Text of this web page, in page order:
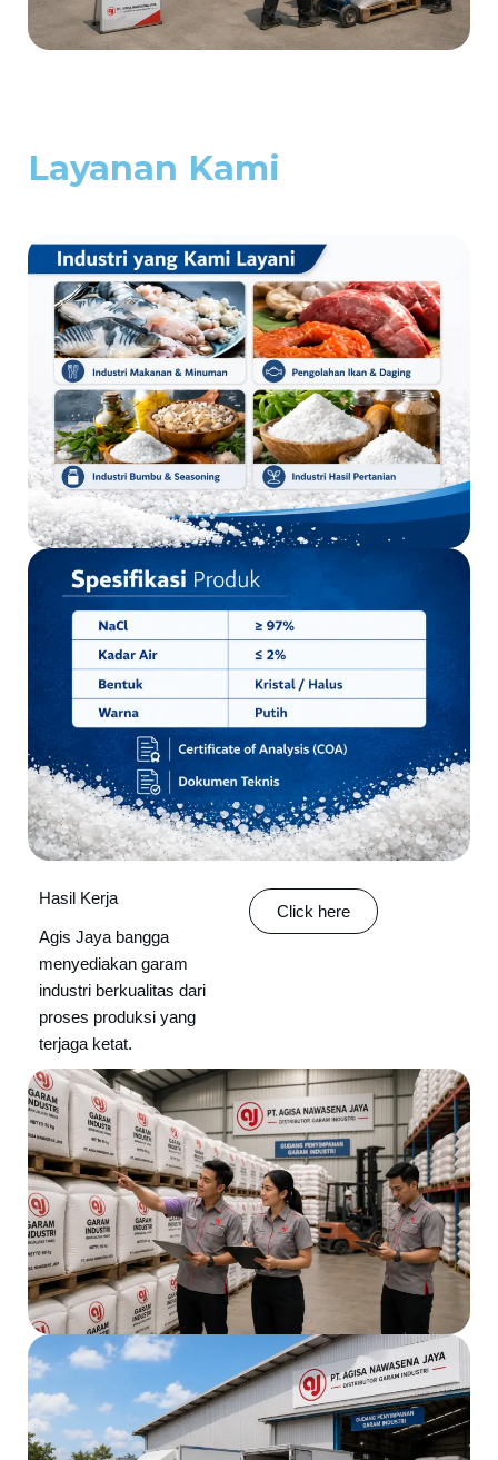
Layanan Kami
Hasil Kerja
Agis Jaya bangga
menyediakan garam
industri berkualitas dari
proses produksi yang
terjaga ketat.
Click here